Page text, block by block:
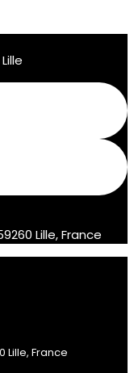
Lille, France
Lille, France